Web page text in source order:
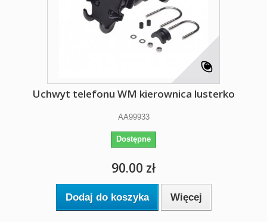
Uchwyt telefonu WM kierownica lusterko
AA99933
Dostępne
90.00 zł
Dodaj do koszyka Więcej